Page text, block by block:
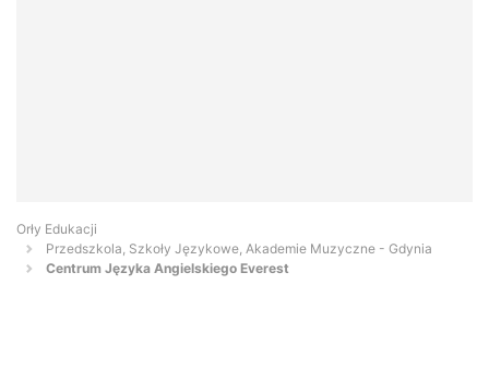
Orły Edukacji
Przedszkola, Szkoły Językowe, Akademie Muzyczne - Gdynia
Centrum Języka Angielskiego Everest